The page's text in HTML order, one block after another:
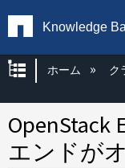
Knowledge
グローバ
ホーム ク
OpenStack
エンドが